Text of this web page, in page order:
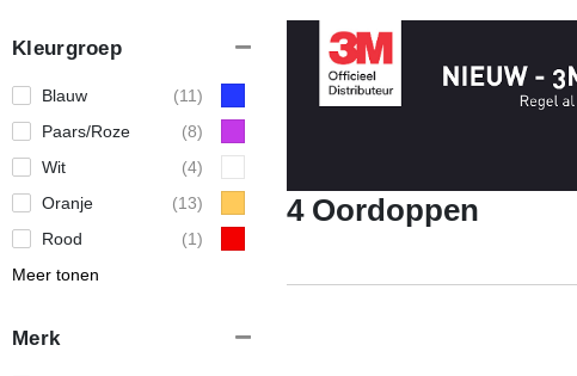
Kleurgroep
Blauw
(11)
Paars/Roze
(8)
Wit
(4)
Oranje
(13)
Rood
(1)
Meer tonen
Merk
4 Oordoppen